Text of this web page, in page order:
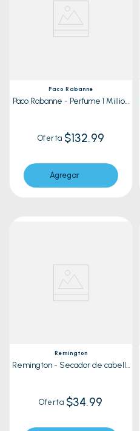
Paco Rabanne
Paco Rabanne - Perfume 1 Million
Oferta $132.99
Agregar
Remington
Remington - Secador de cabello
Oferta $34.99